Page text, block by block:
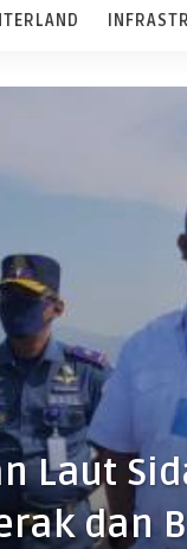
Laut
dan